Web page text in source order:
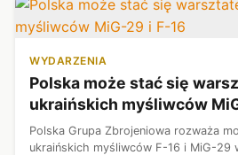
WYDARZENIA
Polska może stać się
ukraińskich myśliwców
Polska Grupa Zbrojeniowa rozważa
ukraińskich myśliwców F-16 i MiG-29